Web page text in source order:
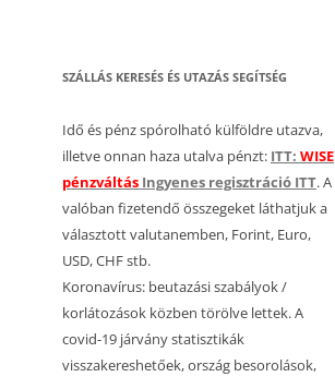
SZÁLLÁS KERESÉS ÉS UTAZÁS SEGÍTSÉG
Idő és pénz spórolható külföldre utazva,
illetve onnan haza utalva pénzt: ITT: WISE
pénzváltás Ingyenes regisztráció ITT. A
valóban fizetendő összegeket láthatjuk a
választott valutanemben, Forint, Euro,
USD, CHF stb.
Koronavírus: beutazási szabályok /
korlátozások közben törölve lettek. A
covid-19 járvány statisztikák
visszakereshetőek, ország besorolások,